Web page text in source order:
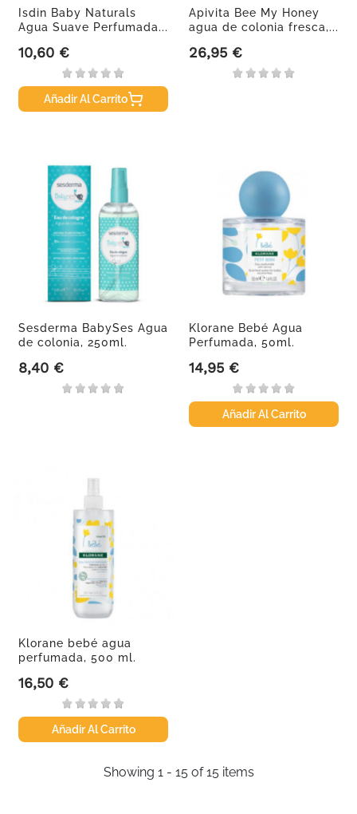
Isdin Baby Naturals
Agua Suave Perfumada...
Precio
10,60 €
Añadir Al Carrito
Apivita Bee My Honey
agua de colonia fresca,...
Precio
26,95 €
Sesderma BabySes Agua
de colonia, 250ml.
Precio
8,40 €
Klorane Bebé Agua
Perfumada, 50ml.
Precio
14,95 €
Añadir Al Carrito
Klorane bebé agua
perfumada, 500 ml.
Precio
16,50 €
Añadir Al Carrito
Showing 1 - 15 of 15 items